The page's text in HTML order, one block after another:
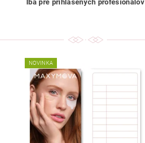
Iba pre prihlásených profesionálov
NOVINKA